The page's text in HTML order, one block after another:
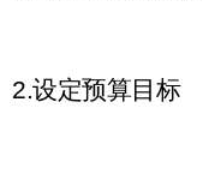
2.设定预算目标